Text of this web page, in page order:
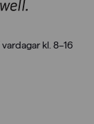
kl. 8–16